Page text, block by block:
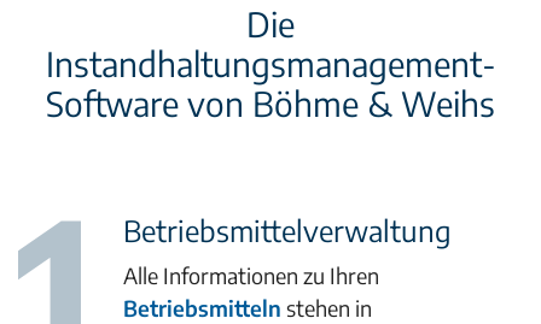
Die
Instandhaltungsmanagement-
Software von Böhme & Weihs
Betriebsmittelverwaltung
Alle Informationen zu Ihren
Betriebsmitteln stehen in